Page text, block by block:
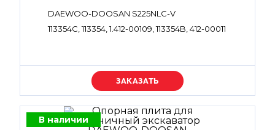
DAEWOO-DOOSAN S225NLC-V
113354C, 113354, 1.412-00109, 113354B, 412-00011
Уточняйте цену
В наличии